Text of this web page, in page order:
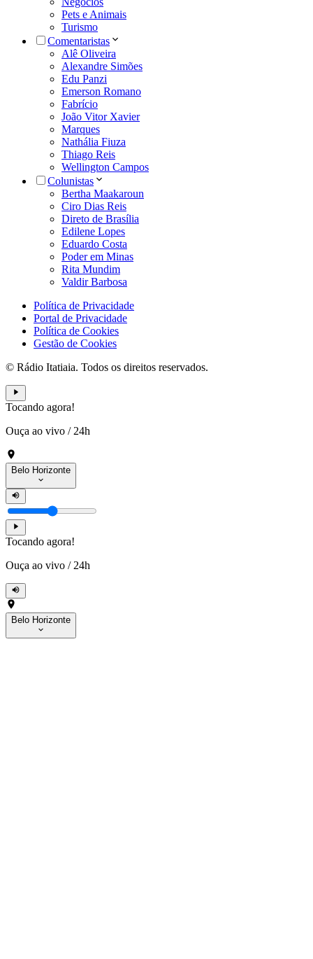
Pets e Animais
Turismo
Comentaristas
Alê Oliveira
Alexandre Simões
Edu Panzi
Emerson Romano
Fabrício
João Vitor Xavier
Marques
Nathália Fiuza
Thiago Reis
Wellington Campos
Colunistas
Bertha Maakaroun
Ciro Dias Reis
Direto de Brasília
Edilene Lopes
Eduardo Costa
Poder em Minas
Rita Mundim
Valdir Barbosa
Política de Privacidade
Portal de Privacidade
Política de Cookies
Gestão de Cookies
© Rádio Itatiaia. Todos os direitos reservados.
Tocando agora!
Ouça ao vivo / 24h
Belo Horizonte
Tocando agora!
Ouça ao vivo / 24h
Belo Horizonte